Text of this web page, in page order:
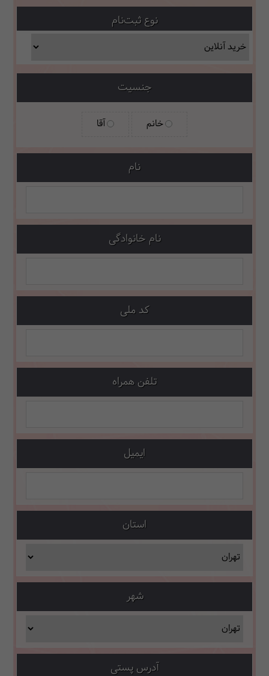
نوع ثبت‌نام
جنسیت
خانم آقا
نام
نام خانوادگی
کد ملی
تلفن همراه
ایمیل
استان
شهر
آدرس پستی